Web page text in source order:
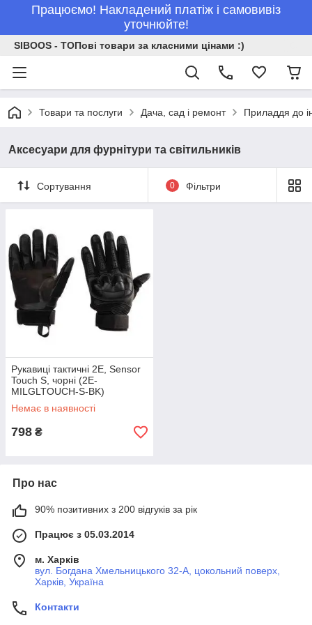
Працюємо! Накладений платіж і самовивіз
уточнюйте!
SIBOOS - ТОПові товари за класними цінами :)
Товари та послуги Дача, сад і ремонт Приладдя до
Аксесуари для фурнітури та світильників
Сортування 0 Фільтри
Рукавиці тактичні 2E, Sensor
Touch S, чорні (2E-
MILGLTOUCH-S-BK)
Немає в наявності
798 ₴
Про нас
90% позитивних з 200 відгуків за рік
Працює з 05.03.2014
м. Харків
вул. Богдана Хмельницького 32-А, цокольний поверх,
Харків, Україна
Контакти